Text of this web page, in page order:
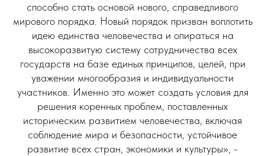
способно стать основой нового, справедливого
мирового порядка. Новый порядок призван воплотить
идею единства человечества и опираться на
высокоразвитую систему сотрудничества всех
государств на базе единых принципов, целей, при
уважении многообразия и индивидуальности
участников. Именно это может создать условия для
решения коренных проблем, поставленных
историческим развитием человечества, включая
соблюдение мира и безопасности, устойчивое
развитие всех стран, экономики и культуры», -